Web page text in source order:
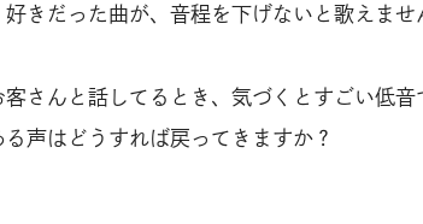
きだった曲が、音程を下げないと歌えませ
さんと話してるとき、気づくとすごい低音
声はどうすれば戻ってきますか？